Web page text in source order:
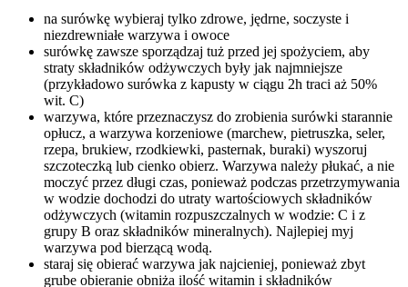
na surówkę wybieraj tylko zdrowe, jędrne, soczyste i
niezdrewniałe warzywa i owoce
surówkę zawsze sporządzaj tuż przed jej spożyciem, aby
straty składników odżywczych były jak najmniejsze
(przykładowo surówka z kapusty w ciągu 2h traci aż 50%
wit. C)
warzywa, które przeznaczysz do zrobienia surówki starannie
opłucz, a warzywa korzeniowe (marchew, pietruszka, seler,
rzepa, brukiew, rzodkiewki, pasternak, buraki) wyszoruj
szczoteczką lub cienko obierz. Warzywa należy płukać, a nie
moczyć przez długi czas, ponieważ podczas przetrzymywania
w wodzie dochodzi do utraty wartościowych składników
odżywczych (witamin rozpuszczalnych w wodzie: C i z
grupy B oraz składników mineralnych). Najlepiej myj
warzywa pod bierzącą wodą.
staraj się obierać warzywa jak najcieniej, ponieważ zbyt
grube obieranie obniża ilość witamin i składników